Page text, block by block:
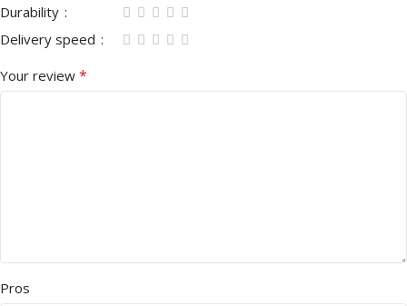
Durability
Delivery speed
Your review *
Pros